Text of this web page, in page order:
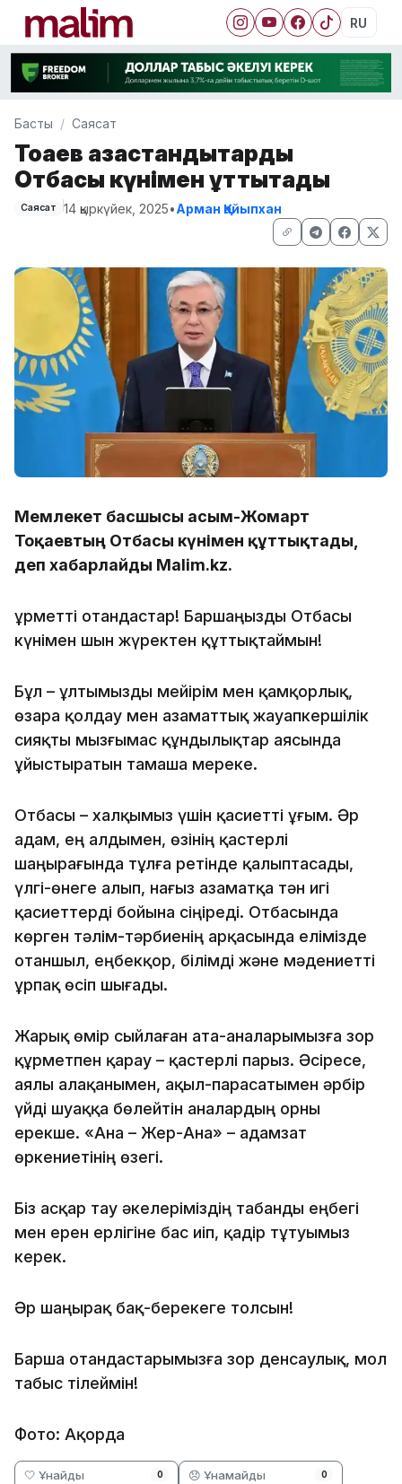
RU
Басты Саясат
Тоқаев қазақстандықтарды
Отбасы күнімен құттықтады
Саясат 14 қыркүйек, 2025•Арман Қайыпхан
Мемлекет басшысы Қасым-Жомарт
Тоқаевтың Отбасы күнімен құттықтады,
деп хабарлайды Malim.kz.
Құрметті отандастар! Баршаңызды Отбасы
күнімен шын жүректен құттықтаймын!
Бұл – ұлтымызды мейірім мен қамқорлық,
өзара қолдау мен азаматтық жауапкершілік
сияқты мызғымас құндылықтар аясында
ұйыстыратын тамаша мереке.
Отбасы – халқымыз үшін қасиетті ұғым. Әр
адам, ең алдымен, өзінің қастерлі
шаңырағында тұлға ретінде қалыптасады,
үлгі-өнеге алып, нағыз азаматқа тән игі
қасиеттерді бойына сіңіреді. Отбасында
көрген тәлім-тәрбиенің арқасында елімізде
отаншыл, еңбекқор, білімді және мәдениетті
ұрпақ өсіп шығады.
Жарық өмір сыйлаған ата-аналарымызға зор
құрметпен қарау – қастерлі парыз. Әсіресе,
аялы алақанымен, ақыл-парасатымен әрбір
үйді шуаққа бөлейтін аналардың орны
ерекше. «Ана – Жер-Ана» – адамзат
өркениетінің өзегі.
Біз асқар тау әкелеріміздің табанды еңбегі
мен ерен ерлігіне бас иіп, қадір тұтуымыз
керек.
Әр шаңырақ бақ-берекеге толсын!
Барша отандастарымызға зор денсаулық, мол
табыс тілеймін!
Фото: Ақорда
🤍 Ұнайды 0 😞 Ұнамайды 0